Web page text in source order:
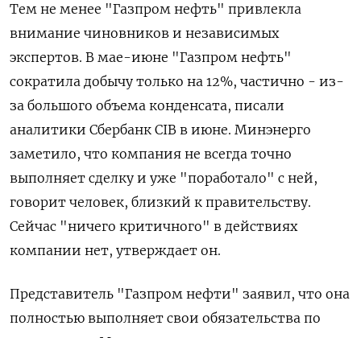
Тем не менее "Газпром нефть" привлекла
внимание чиновников и независимых
экспертов. В мае-июне "Газпром нефть"
сократила добычу только на 12%, частично - из-
за большого объема конденсата, писали
аналитики Сбербанк CIB в июне. Минэнерго
заметило, что компания не всегда точно
выполняет сделку и уже "поработало" с ней,
говорит человек, близкий к правительству.
Сейчас "ничего критичного" в действиях
компании нет, утверждает он.
Представитель "Газпром нефти" заявил, что она
полностью выполняет свои обязательства по